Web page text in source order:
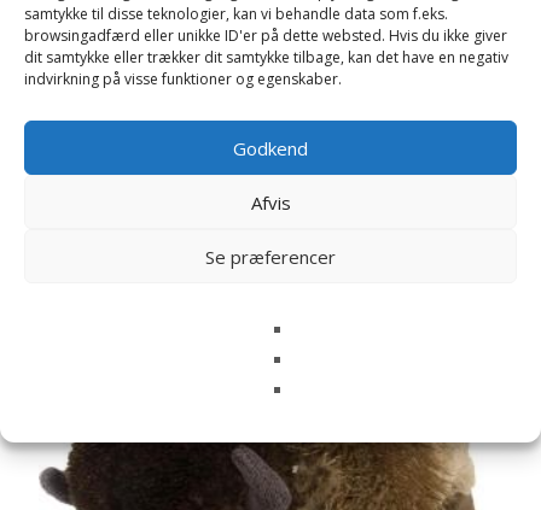
samtykke til disse teknologier, kan vi behandle data som f.eks.
browsingadfærd eller unikke ID'er på dette websted. Hvis du ikke giver
dit samtykke eller trækker dit samtykke tilbage, kan det have en negativ
indvirkning på visse funktioner og egenskaber.
Godkend
Afvis
Se præferencer
Gem mit navn, mail og websted i denne browser til
næste gang jeg kommenterer.